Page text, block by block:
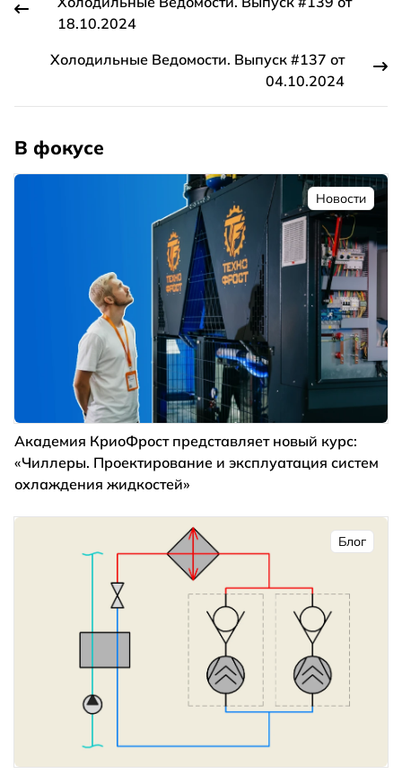
18.10.2024
Холодильные Ведомости. Выпуск #137 от
04.10.2024
В фокусе
Новости
Академия КриоФрост представляет новый курс:
«Чиллеры. Проектирование и эксплуатация систем
охлаждения жидкостей»
Блог